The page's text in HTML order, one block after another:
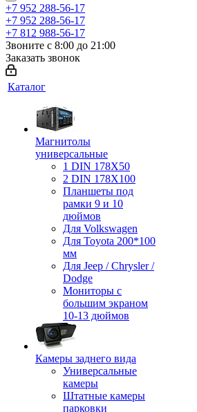
+7 952 288-56-17
+7 952 288-56-17
+7 812 988-56-17
Звоните с 8:00 до 21:00
Заказать звонок
Каталог
Магнитолы
универсальные
1 DIN 178X50
2 DIN 178X100
Планшеты под
рамки 9 и 10
дюймов
Для Volkswagen
Для Toyota 200*100
мм
Для Jeep / Chrysler /
Dodge
Мониторы с
большим экраном
10-13 дюймов
Камеры заднего вида
Универсальные
камеры
Штатные камеры
парковки